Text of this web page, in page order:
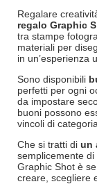
Regalare
regalo Graphic
tra stampe
materiali per
in un’esperienza
Sono disponibili
perfetti per ogni
da impostare
buoni possono
vincoli di
Che si tratti di un
semplicemente
Graphic Shot è
creare, scegliere